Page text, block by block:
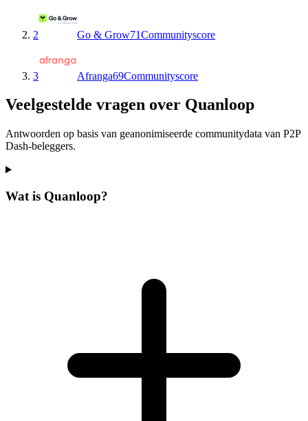
2 Go & Grow71Communityscore
3 Afranga69Communityscore
Veelgestelde vragen over Quanloop
Antwoorden op basis van geanonimiseerde communitydata van P2P
Dash-beleggers.
Wat is Quanloop?